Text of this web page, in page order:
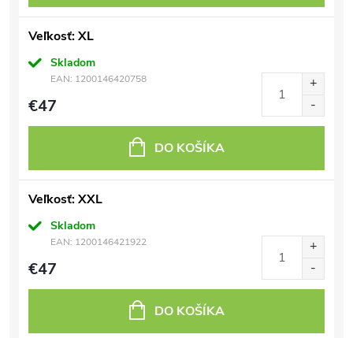
Veľkosť: XL
Skladom
EAN: 1200146420758
€47
DO KOŠÍKA
Veľkosť: XXL
Skladom
EAN: 1200146421922
€47
DO KOŠÍKA